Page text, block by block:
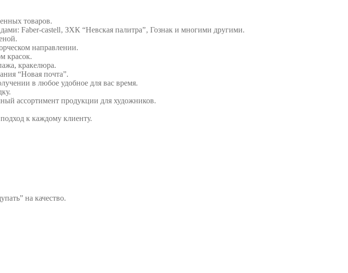
товаров.
Faber-castell‚ ЗХК “Невская палитра”‚ Гознак и многими другими.
направлении.
красок.
кракелюра.
“Новая почта”.
в любое удобное для вас время.
ассортимент продукции для художников.
к каждому клиенту.
на качество.